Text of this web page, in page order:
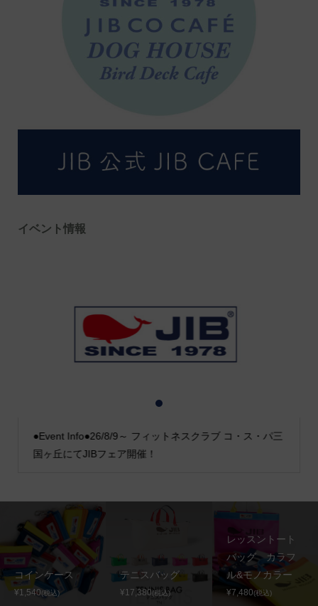
イベント情報
●Event Info●26/8/9～ フィットネスクラブ コ・ス・パ三
国ヶ丘にてJIBフェア開催！
2
コインケース
¥1,540(税込)
テニスバッグ
¥17,380(税込)
レッスントート
バッグ カラフ
ル&モノカラー
¥7,480(税込)